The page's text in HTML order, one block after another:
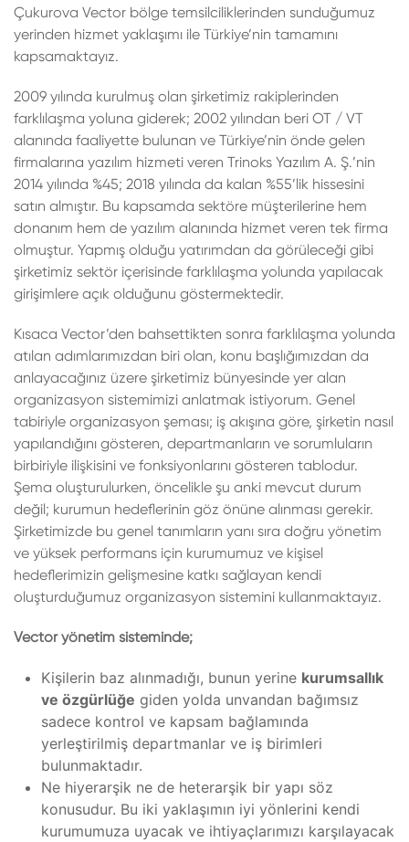
Çukurova Vector bölge temsilciliklerinden sunduğumuz
yerinden hizmet yaklaşımı ile Türkiye’nin tamamını
kapsamaktayız.
2009 yılında kurulmuş olan şirketimiz rakiplerinden
farklılaşma yoluna giderek; 2002 yılından beri OT / VT
alanında faaliyette bulunan ve Türkiye’nin önde gelen
firmalarına yazılım hizmeti veren Trinoks Yazılım A. Ş.’nin
2014 yılında %45; 2018 yılında da kalan %55’lik hissesini
satın almıştır. Bu kapsamda sektöre müşterilerine hem
donanım hem de yazılım alanında hizmet veren tek firma
olmuştur. Yapmış olduğu yatırımdan da görüleceği gibi
şirketimiz sektör içerisinde farklılaşma yolunda yapılacak
girişimlere açık olduğunu göstermektedir.
Kısaca Vector’den bahsettikten sonra farklılaşma yolunda
atılan adımlarımızdan biri olan, konu başlığımızdan da
anlayacağınız üzere şirketimiz bünyesinde yer alan
organizasyon sistemimizi anlatmak istiyorum. Genel
tabiriyle organizasyon şeması; iş akışına göre, şirketin nasıl
yapılandığını gösteren, departmanların ve sorumluların
birbiriyle ilişkisini ve fonksiyonlarını gösteren tablodur.
Şema oluşturulurken, öncelikle şu anki mevcut durum
değil; kurumun hedeflerinin göz önüne alınması gerekir.
Şirketimizde bu genel tanımların yanı sıra doğru yönetim
ve yüksek performans için kurumumuz ve kişisel
hedeflerimizin gelişmesine katkı sağlayan kendi
oluşturduğumuz organizasyon sistemini kullanmaktayız.
Vector yönetim sisteminde;
Kişilerin baz alınmadığı, bunun yerine kurumsallık
ve özgürlüğe giden yolda unvandan bağımsız
sadece kontrol ve kapsam bağlamında
yerleştirilmiş departmanlar ve iş birimleri
bulunmaktadır.
Ne hiyerarşik ne de heterarşik bir yapı söz
konusudur. Bu iki yaklaşımın iyi yönlerini kendi
kurumumuza uyacak ve ihtiyaçlarımızı karşılayacak